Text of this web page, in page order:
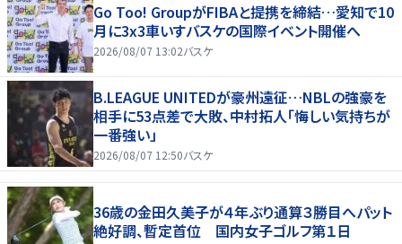
Go Too! GroupがFIBAと提携を締結…愛知で10
月に3x3車いすバスケの国際イベント開催へ
2026/08/07 13:02バスケ
B.LEAGUE UNITEDが豪州遠征…NBLの強豪を
相手に53点差で大敗、中村拓人「悔しい気持ちが
一番強い」
2026/08/07 12:50バスケ
36歳の金田久美子が４年ぶり通算３勝目へパット
絶好調、暫定首位 国内女子ゴルフ第１日